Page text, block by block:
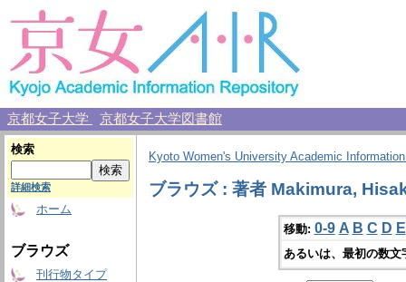
京都女子大学 京都女子大学図書館
検索
詳細検索
ホーム
ブラウズ
刊行物タイプ
Kyoto Women's University Academic
ブラウズ : 著者 Makimura,
移動: 0-9 A B C D E
あるいは、最初の数